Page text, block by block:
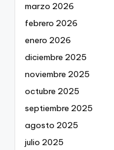
marzo 2026
febrero 2026
enero 2026
diciembre 2025
noviembre 2025
octubre 2025
septiembre 2025
agosto 2025
julio 2025